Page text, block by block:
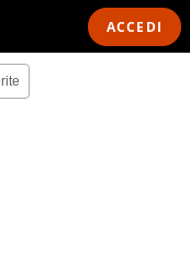
ACCEDI